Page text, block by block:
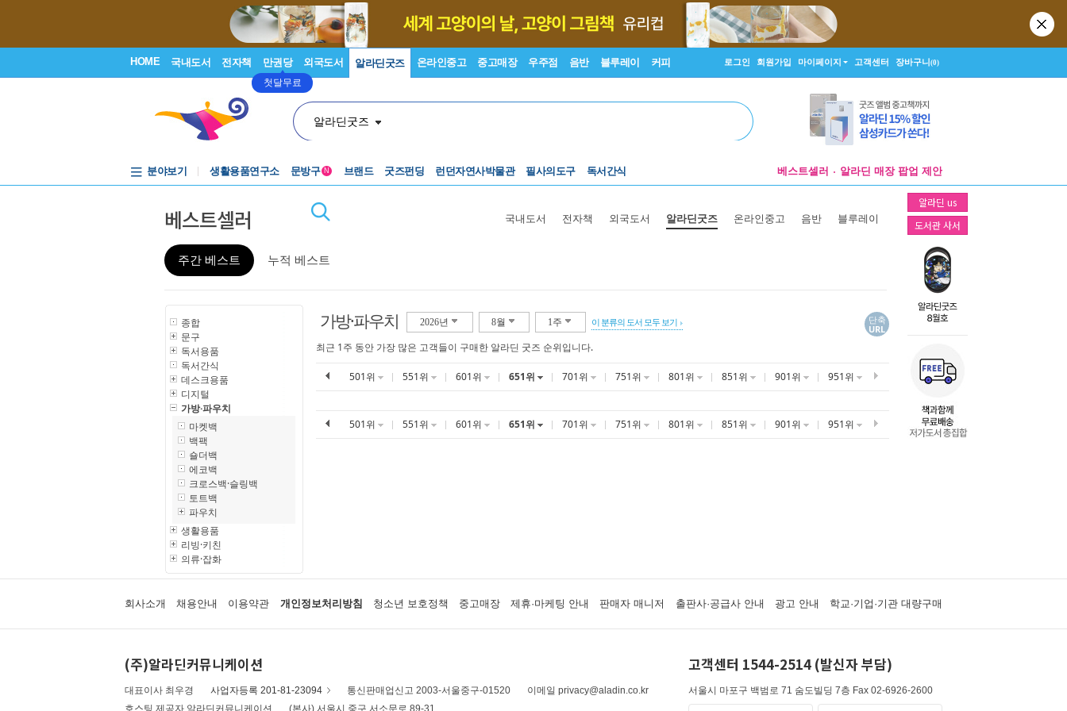
HOME 국내도서 전자책 만권당
첫달무료
외국도서 알라딘굿즈 온라인중고 중고매장 우주점 음반 블루레이 커피 로그인 회원가입 마이페이지 고객센터 장바구니(0)
알라딘굿즈
분야보기 생활용품연구소 문방구 N 브랜드 굿즈펀딩 런던자연사박물관 필사의도구 독서간식 베스트셀러
알라딘 매장 팝업 제안
굿즈 파트너 신청
알라딘 매장 팝업 제안
알라딘 us
도서관 사서
베스트셀러 국내도서 전자책 외국도서 알라딘굿즈 온라인중고 음반 블루레이
주간 베스트 누적 베스트
종합
문구
독서용품
독서간식
데스크용품
디지털
가방·파우치
마켓백
백팩
숄더백
에코백
크로스백·슬링백
토트백
파우치
생활용품
리빙·키친
의류·잡화
가방·파우치 2026년 8월 1주 이 분류의 도서 모두 보기
단축
URL
최근 1주 동안 가장 많은 고객들이 구매한 알라딘 굿즈 순위입니다.
501위 551위 601위 651위 701위 751위 801위 851위 901위 951위
501위 551위 601위 651위 701위 751위 801위 851위 901위 951위
회사소개 채용안내 이용약관 개인정보처리방침 청소년 보호정책 중고매장 제휴·마케팅 안내 판매자 매니저 출판사·공급사 안내 광고 안내 학교·기업·기관 대량구매
(주)알라딘커뮤니케이션
대표이사 최우경 사업자등록 201-81-23094 통신판매업신고 2003-서울중구-01520
이메일 privacy@aladin.co.kr
호스팅 제공자 알라딘커뮤니케이션
(본사) 서울시 중구 서소문로 89-31
고객센터 1544-2514 (발신자 부담)
서울시 마포구 백범로 71 숨도빌딩 7층 Fax 02-6926-2600